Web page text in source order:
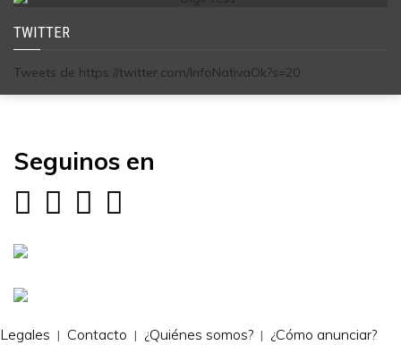
TWITTER
Tweets de https://twitter.com/InfoNativaOk?s=20
Seguinos en
Legales Contacto ¿Quiénes somos? ¿Cómo anunciar?